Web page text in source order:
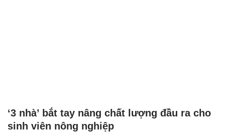
‘3 nhà’ bắt tay nâng chất lượng đầu ra cho
sinh viên nông nghiệp